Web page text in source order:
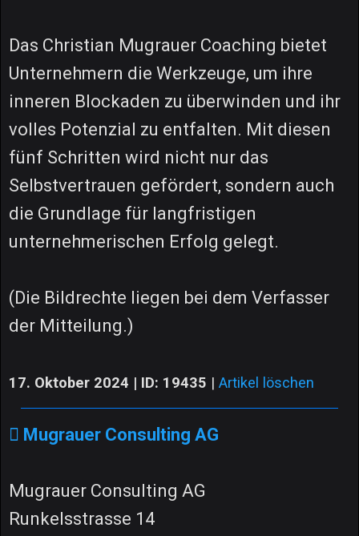
Das Christian Mugrauer Coaching bietet
Unternehmern die Werkzeuge, um ihre
inneren Blockaden zu überwinden und ihr
volles Potenzial zu entfalten. Mit diesen
fünf Schritten wird nicht nur das
Selbstvertrauen gefördert, sondern auch
die Grundlage für langfristigen
unternehmerischen Erfolg gelegt.
(Die Bildrechte liegen bei dem Verfasser
der Mitteilung.)
17. Oktober 2024 | ID: 19435 | Artikel löschen
Mugrauer Consulting AG
Mugrauer Consulting AG
Runkelsstrasse 14